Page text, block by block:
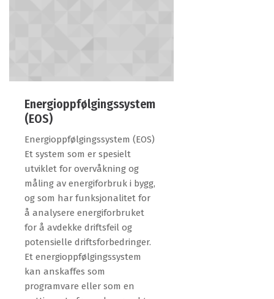
Energioppfølgingssystem
(EOS)
Energioppfølgingssystem (EOS)
Et system som er spesielt
utviklet for overvåkning og
måling av energiforbruk i bygg,
og som har funksjonalitet for
å analysere energiforbruket
for å avdekke driftsfeil og
potensielle driftsforbedringer.
Et energioppfølgingssystem
kan anskaffes som
programvare eller som en